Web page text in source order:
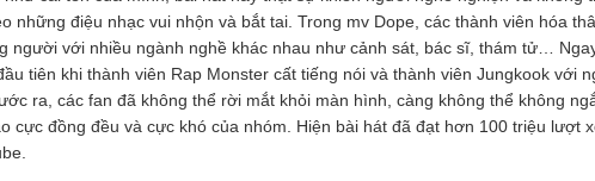
những điệu nhạc vui nhộn và bắt tai. Trong mv Dope, các thành viên hóa
người với nhiều ngành nghề khác nhau như cảnh sát, bác sĩ, thám tử…
tiên khi thành viên Rap Monster cất tiếng nói và thành viên Jungkook với
ra, các fan đã không thể rời mắt khỏi màn hình, càng không thể không
cực đồng đều và cực khó của nhóm. Hiện bài hát đã đạt hơn 100 triệu lượt